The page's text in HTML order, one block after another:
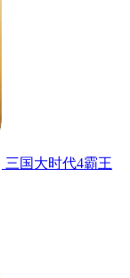
三国大时代4霸王